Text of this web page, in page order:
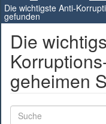
Die wichtigste Anti-
gefunden
Die
geheimen